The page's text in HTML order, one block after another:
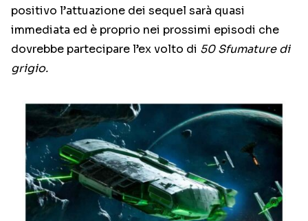
positivo l’attuazione dei sequel sarà quasi
immediata ed è proprio nei prossimi episodi che
dovrebbe partecipare l’ex volto di 50 Sfumature di
grigio.